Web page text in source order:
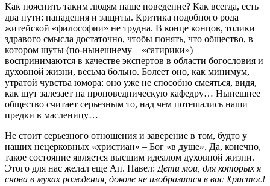
Как пояснить таким людям наше поведение? Как всегда, есть
два пути: нападения и защиты. Критика подобного рода
житейской «философии» не трудна. В конце концов, толики
здравого смысла достаточно, чтобы понять, что общество, в
котором шуты (по-нынешнему – «сатирики»)
воспринимаются в качестве экспертов в области богословия и
духовной жизни, весьма больно. Болеет оно, как минимум,
утратой чувства юмора: оно уже не способно смеяться, видя,
как шут залезает на проповедническую кафедру… Нынешнее
общество считает серьезным то, над чем потешались наши
предки в масленицу…
Не стоит серьезного отношения и заверение в том, будто у
наших нецерковных «христиан» – Бог «в душе». Да, конечно,
такое состояние является высшим идеалом духовной жизни.
Этого для нас желал еще Ап. Павел: Дети мои, для которых я
снова в муках рождения, доколе не изобразится в вас Христос!